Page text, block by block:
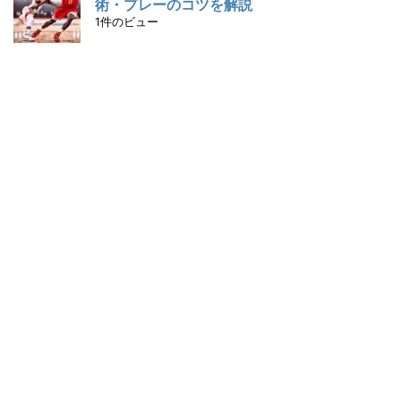
術・プレーのコツを解説
1件のビュー